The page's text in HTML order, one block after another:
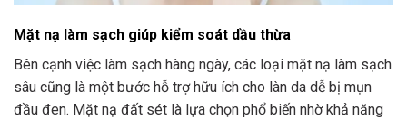
Mặt nạ làm sạch giúp kiểm soát dầu thừa
Bên cạnh việc làm sạch hàng ngày, các loại mặt nạ làm sạch
sâu cũng là một bước hỗ trợ hữu ích cho làn da dễ bị mụn
đầu đen. Mặt nạ đất sét là lựa chọn phổ biến nhờ khả năng